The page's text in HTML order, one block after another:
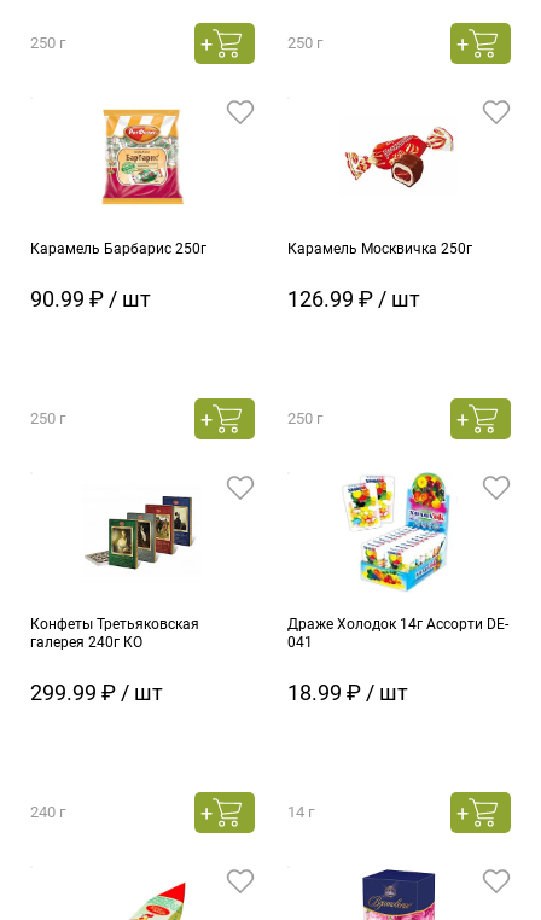
250 г 250 г
Карамель Барбарис 250г
90.99 ₽ / шт
250 г
Карамель Москвичка 250г
126.99 ₽ / шт
250 г
Конфеты Третьяковская
галерея 240г КО
299.99 ₽ / шт
240 г
Драже Холодок 14г Ассорти DE-
041
18.99 ₽ / шт
14 г